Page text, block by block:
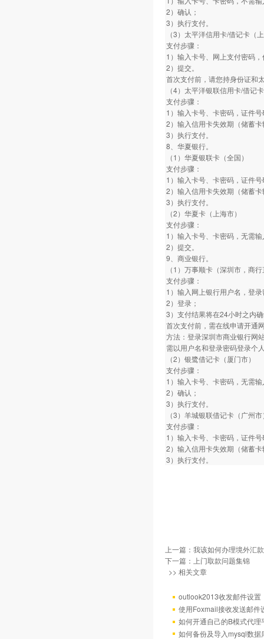
2）确认；
3）执行支付。
（3）太平洋信用卡/借记卡（
支付步骤：
1）输入卡号、网上支付密码
2）提交。
首次支付前，请您持身份证和
（4）太平洋银联信用卡/借记
支付步骤：
1）输入卡号、卡密码，证件
2）输入信用卡失效期（储蓄
3）执行支付。
8、华夏银行。
（1）华夏银联卡（全国）
支付步骤：
1）输入卡号、卡密码，证件
2）输入信用卡失效期（储蓄
3）执行支付。
（2）华夏卡（上海市）
支付步骤：
1）输入卡号、卡密码，无需
2）提交。
9、商业银行。
（1）万事顺卡（深圳市，商
支付步骤：
1）输入网上银行用户名，登
2）登录；
3）支付结果将在24小时之内
首次支付前，需在线申请开通
方法：登录深圳市商业银行网
需以用户名和登录密码登录个
（2）银鹭借记卡（厦门市）
支付步骤：
1）输入卡号、卡密码，无需
2）确认；
3）执行支付。
（3）羊城银联借记卡（广州
支付步骤：
1）输入卡号、卡密码，证件
2）输入信用卡失效期（储蓄
3）执行支付。
上一篇： 我该如何办理境外汇
下一篇： 上门取款问题集锦
>> 相关文章
outlook2013收发邮件设置
使用Foxmail接收发送邮件
如何开通自己的B模式代理
如何备份及导入mysql数据